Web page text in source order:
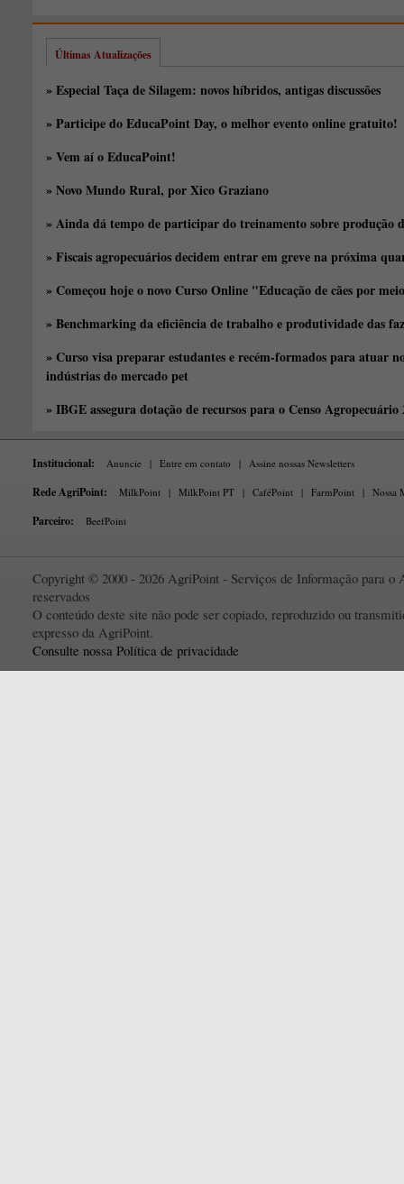
Últimas Atualizações
» Especial Taça de Silagem: novos híbridos, antigas discussões
» Participe do EducaPoint Day, o melhor evento online gratuito!
» Vem aí o EducaPoint!
» Novo Mundo Rural, por Xico Graziano
» Ainda dá tempo de participar do treinamento sobre produção
» Fiscais agropecuários decidem entrar em greve na próxima
» Começou hoje o novo Curso Online "Educação de cães por
» Benchmarking da eficiência de trabalho e produtividade das
» Curso visa preparar estudantes e recém-formados para atuar
indústrias do mercado pet
» IBGE assegura dotação de recursos para o Censo Agropecuário
Institucional: Anuncie | Entre em contato | Assine nossas Newsletters
Rede AgriPoint: MilkPoint | MilkPoint PT | CaféPoint | FarmPoint | Nossa
Parceiro: BeefPoint
Copyright © 2000 - 2026 AgriPoint - Serviços de Informação para o
reservados
O conteúdo deste site não pode ser copiado, reproduzido ou
expresso da AgriPoint.
Consulte nossa Política de privacidade